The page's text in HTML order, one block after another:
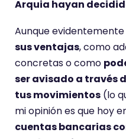
Arquia hayan
Aunque evidentemente
sus ventajas, como
concretas o como
ser avisado a través
tus movimientos (lo
mi opinión es que hoy
cuentas bancarias